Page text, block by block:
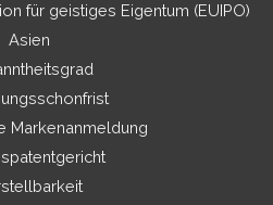
für geistiges Eigentum (EUIPO)
Asien
Markenanmeldung